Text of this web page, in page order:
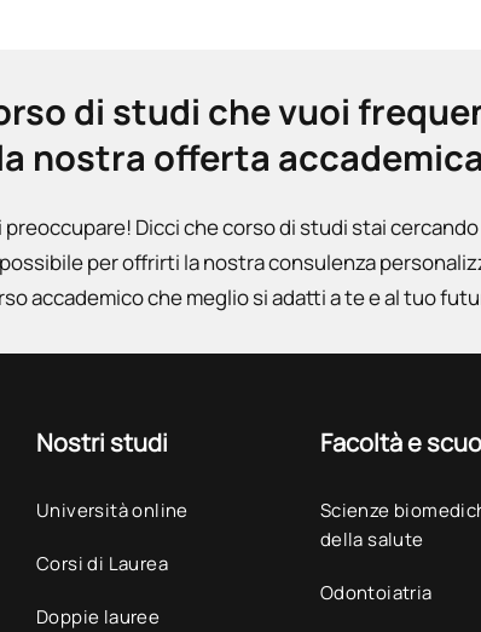
di studi che vuoi
nostra offerta
preoccupare! Dicci che corso di studi stai
per offrirti la nostra consulenza
accademico che meglio si adatti a te e al tuo
Nostri studi
Università online
Corsi di Laurea
Doppie lauree
Facoltà e
Scienze
della salute
Odontoiatria